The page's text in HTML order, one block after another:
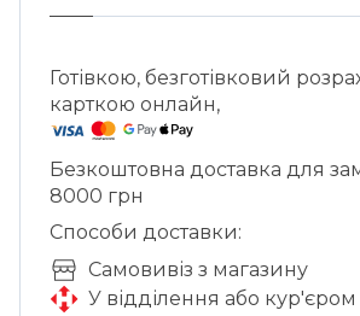
Готівкою, безготівковий
карткою онлайн,
Безкоштовна доставка для
8000 грн
Способи доставки:
Cамовивіз з магазину
У відділення або